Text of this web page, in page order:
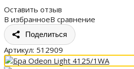
Оставить отзыв
В избранноеВ сравнение
Поделиться
Артикул: 512909